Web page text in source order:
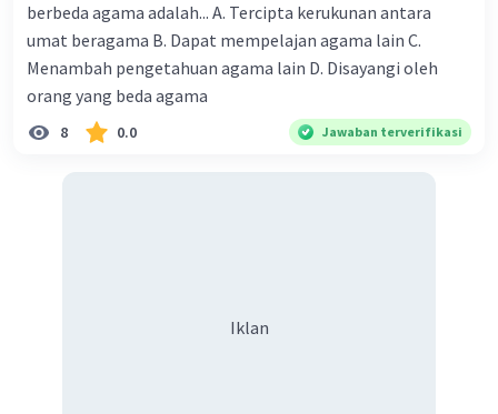
berbeda agama adalah... A. Tercipta kerukunan antara
umat beragama B. Dapat mempelajan agama lain C.
Menambah pengetahuan agama lain D. Disayangi oleh
orang yang beda agama
8 0.0 Jawaban terverifikasi
Iklan